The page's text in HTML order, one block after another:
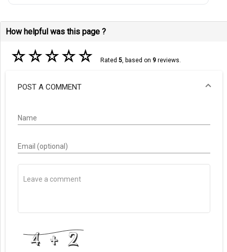
How helpful was this page ?
☆☆☆☆☆ Rated 5, based on 9reviews.
POST A COMMENT
Name
Email (optional)